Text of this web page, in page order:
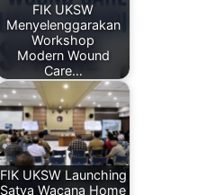
FIK UKSW
Menyelenggarakan
Workshop
Modern Wound
Care…
FIK UKSW Launching
Satya Wacana Home